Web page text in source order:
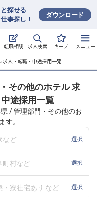
探せる
事探し！
ダウンロード
転職相談 求人検索 キープ メニュー
会
て
報コラム
求人・転職・中途採用一覧
その他のホテル 求
途採用一覧
/ 管理部門・その他のお
す。
など 選択
町村など 選択
・寮社宅あり など 選択